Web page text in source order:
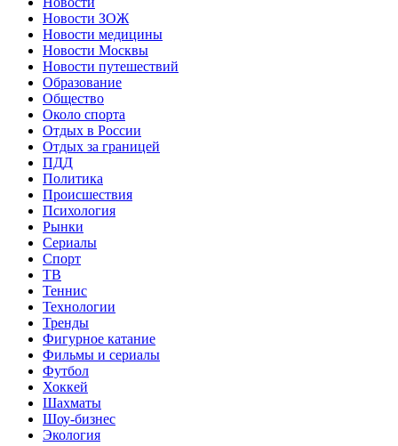
Новости ЗОЖ
Новости медицины
Новости Москвы
Новости путешествий
Образование
Общество
Около спорта
Отдых в России
Отдых за границей
ПДД
Политика
Происшествия
Психология
Рынки
Сериалы
Спорт
ТВ
Теннис
Технологии
Тренды
Фигурное катание
Фильмы и сериалы
Футбол
Хоккей
Шахматы
Шоу-бизнес
Экология